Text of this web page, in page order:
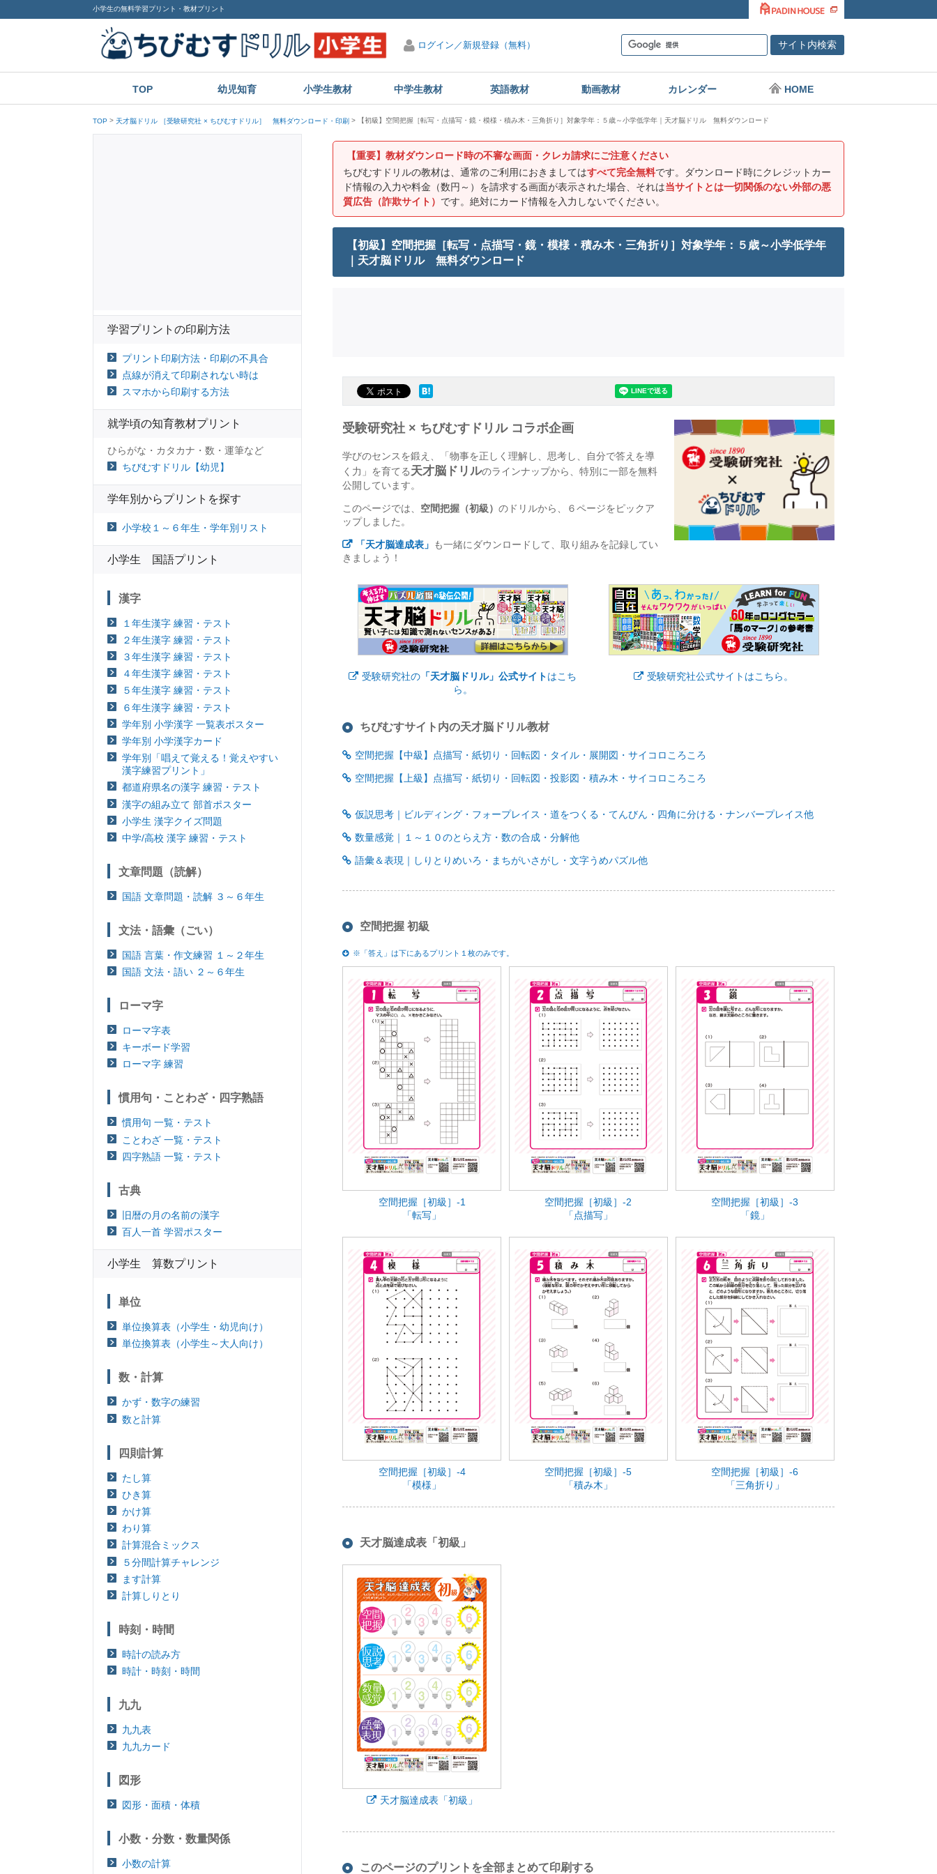
小学生の無料学習プリント・教材プリント
ログイン／新規登録（無料）
TOP 幼児知育 小学生教材 中学生教材 英語教材 動画教材 カレンダー HOME
TOP 天才脳ドリル ［受験研究社 × ちびむすドリル］ 無料ダウンロード・印刷 【初級】空間把握［転写・点描写・鏡・模様・積み木・三角折り］対象学年：５歳～小学低学年｜天才脳ドリル 無料ダウンロード
【重要】教材ダウンロード時の不審な画面・クレカ請求にご注意ください
ちびむすドリルの教材は、通常のご利用におきましてはすべて完全無料です。ダウンロード時にクレジットカー
ド情報の入力や料金（数円～）を請求する画面が表示された場合、それは当サイトとは一切関係のない外部の悪
質広告（詐欺サイト） です。絶対にカード情報を入力しないでください。
【初級】空間把握［転写・点描写・鏡・模様・積み木・三角折り］対象学年：５歳～小学低学年
｜天才脳ドリル 無料ダウンロード
受験研究社 × ちびむすドリル コラボ企画
学びのセンスを鍛え、「物事を正しく理解し、思考し、自分で答えを導
く力」を育てる天才脳ドリルのラインナップから、特別に一部を無料
公開しています。
このページでは、 空間把握（初級） のドリルから、６ページをピックア
ップしました。
「天才脳達成表」 も一緒にダウンロードして、取り組みを記録してい
きましょう！
受験研究社の 「天才脳ドリル」公式サイトはこち
ら。
受験研究社公式サイトはこちら。
ちびむすサイト内の天才脳ドリル教材
空間把握【中級】点描写・紙切り・回転図・タイル・展開図・サイコロころころ
空間把握【上級】点描写・紙切り・回転図・投影図・積み木・サイコロころころ
仮説思考｜ビルディング・フォープレイス・道をつくる・てんびん・四角に分ける・ナンバープレイス他
数量感覚｜１～１０のとらえ方・数の合成・分解他
語彙＆表現｜しりとりめいろ・まちがいさがし・文字うめパズル他
空間把握 初級
※「答え」は下にあるプリント１枚のみです。
空間把握［初級］-1
「転写」
空間把握［初級］-2
「点描写」
空間把握［初級］-3
「鏡」
空間把握［初級］-4
「模様」
空間把握［初級］-5
「積み木」
空間把握［初級］-6
「三角折り」
天才脳達成表「初級」
天才脳達成表「初級」
このページのプリントを全部まとめて印刷する
学習プリントの印刷方法
プリント印刷方法・印刷の不具合
点線が消えて印刷されない時は
スマホから印刷する方法
就学頃の知育教材プリント
ひらがな・カタカナ・数・運筆など
ちびむすドリル【幼児】
学年別からプリントを探す
小学校１～６年生・学年別リスト
小学生 国語プリント
漢字
１年生漢字 練習・テスト
２年生漢字 練習・テスト
３年生漢字 練習・テスト
４年生漢字 練習・テスト
５年生漢字 練習・テスト
６年生漢字 練習・テスト
学年別 小学漢字 一覧表ポスター
学年別 小学漢字カード
学年別「唱えて覚える！覚えやすい
漢字練習プリント」
都道府県名の漢字 練習・テスト
漢字の組み立て 部首ポスター
小学生 漢字クイズ問題
中学/高校 漢字 練習・テスト
文章問題（読解）
国語 文章問題・読解 ３～６年生
文法・語彙（ごい）
国語 言葉・作文練習 １～２年生
国語 文法・語い ２～６年生
ローマ字
ローマ字表
キーボード学習
ローマ字 練習
慣用句・ことわざ・四字熟語
慣用句 一覧・テスト
ことわざ 一覧・テスト
四字熟語 一覧・テスト
古典
旧暦の月の名前の漢字
百人一首 学習ポスター
小学生 算数プリント
単位
単位換算表（小学生・幼児向け）
単位換算表（小学生～大人向け）
数・計算
かず・数字の練習
数と計算
四則計算
たし算
ひき算
かけ算
わり算
計算混合ミックス
５分間計算チャレンジ
ます計算
計算しりとり
時刻・時間
時計の読み方
時計・時刻・時間
九九
九九表
九九カード
図形
図形・面積・体積
小数・分数・数量関係
小数の計算